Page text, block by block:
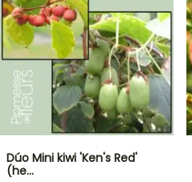
Dúo Mini kiwi 'Ken's Red'
(he…